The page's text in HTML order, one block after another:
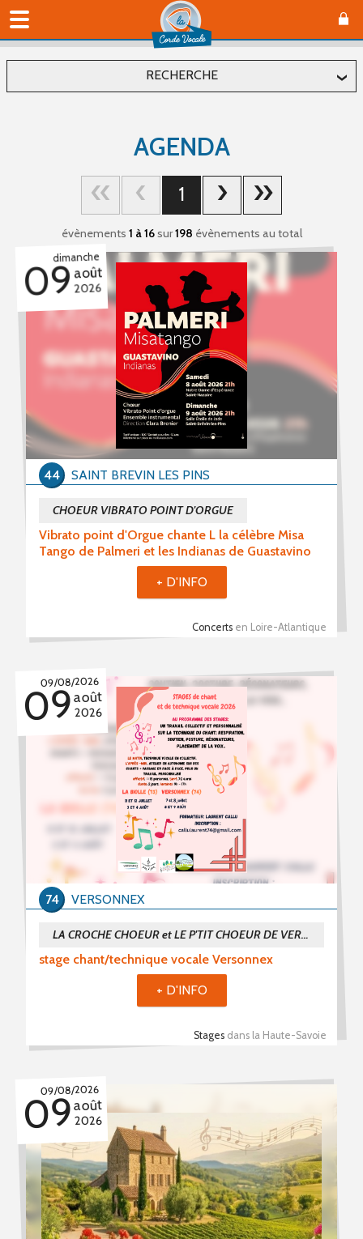
RECHERCHE
Affiner
Type(s) d'évènement
Concerts (89)
Période du
Mot(s) clé(s)
PROPOSER UN ÉVÈNEMENT
RSS ÉVÈNEMENTS
AGENDA
1
évènements 1 à 16sur198 évènements au total
dimanche
09 août
2026
Vibrato point d'Orgue chante L la célèbre Misa
Tango de Palmeri et les Indianas de Guastavino
CHOEUR VIBRATO POINT D'ORGUE
Concerts en Loire-Atlantique
SAINT BREVIN LES PINS
44
+ D'INFO
09/08/2026
09août
2026
stage chant/technique vocale Versonnex
LA CROCHE CHOEUR et LE P'TIT CHOEUR DE VERSONNEX
Stages dans la Haute-Savoie
VERSONNEX
74
+ D'INFO
09/08/2026
09août
2026